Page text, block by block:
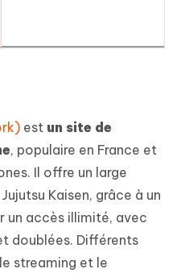
est un site de
, populaire en France et
Il offre un large
Kaisen, grâce à un
un accès illimité, avec
doublées. Différents
streaming et le